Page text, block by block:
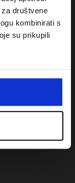
društvene
kombinirati s
su prikupili